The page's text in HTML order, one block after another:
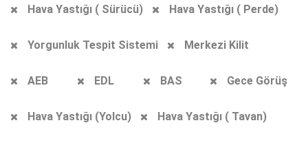
Hava Yastığı ( Sürücü) Hava Yastığı ( Perde)
Yorgunluk Tespit Sistemi Merkezi Kilit
AEB EDL BAS Gece Görüş
Hava Yastığı (Yolcu) Hava Yastığı ( Tavan)